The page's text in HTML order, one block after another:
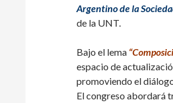
Argentino de la
de la UNT.
Bajo el lema
espacio de
promoviendo el
El congreso abordará